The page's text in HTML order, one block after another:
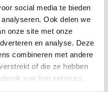
social media te bieden
Ook delen we
onze site met onze
en analyse. Deze
combineren met andere
of die ze hebben
van hun services.